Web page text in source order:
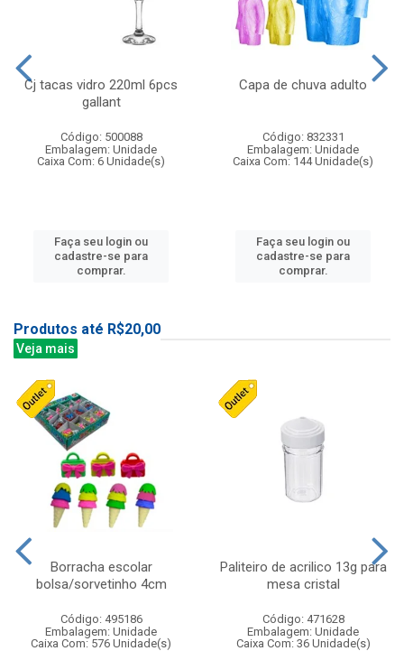
Cj tacas vidro 220ml 6pcs
gallant
Código: 500088
Embalagem: Unidade
Caixa Com: 6 Unidade(s)
Faça seu login ou
cadastre-se para
comprar.
Capa de chuva adulto
Código: 832331
Embalagem: Unidade
Caixa Com: 144 Unidade(s)
Faça seu login ou
cadastre-se para
comprar.
Produtos até R$20,00
Veja mais
Borracha escolar
bolsa/sorvetinho 4cm
Código: 495186
Embalagem: Unidade
Caixa Com: 576 Unidade(s)
Paliteiro de acrilico 13g para
mesa cristal
Código: 471628
Embalagem: Unidade
Caixa Com: 36 Unidade(s)